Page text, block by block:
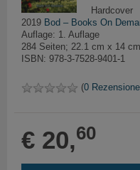
Hardcover
2019 Bod – Books On
Auflage: 1. Auflage
284 Seiten; 22.1 cm x 14 cm
ISBN: 978-3-7528-9401-1
(0
€ 20,60